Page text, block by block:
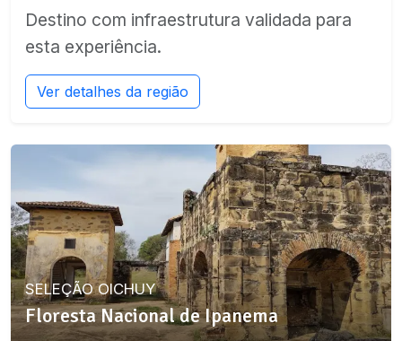
Destino com infraestrutura validada para
esta experiência.
Ver detalhes da região
SELEÇÃO OICHUY
Floresta Nacional de Ipanema